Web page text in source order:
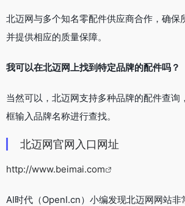
北迈网与多个知名零配件供应商合作，确保
并提供相应的质量保障。
我可以在北迈网上找到特定品牌的配件吗？
当然可以，北迈网支持多种品牌的配件查询
框输入品牌名称进行查找。
北迈网官网入口网址
http://www.beimai.com
AI时代（OpenI.cn）小编发现北迈网网站非